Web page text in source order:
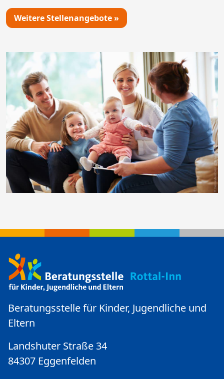
Weitere Stellenangebote »
Beratungsstelle für Kinder, Jugendliche und
Eltern
Landshuter Straße 34
84307 Eggenfelden